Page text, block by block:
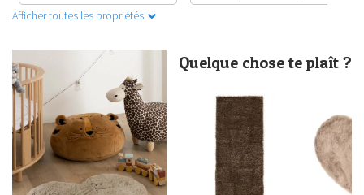
Afficher toutes les propriétés
Quelque chose te plaît ?